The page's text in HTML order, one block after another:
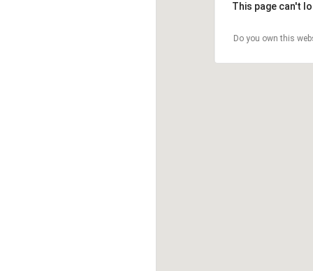
This page can't
Do you own this